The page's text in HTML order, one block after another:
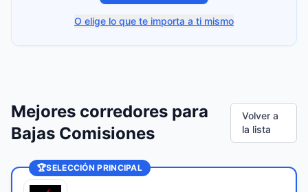
O elige lo que te importa a ti mismo
Mejores corredores para
Bajas Comisiones
Volver a
la lista
🏆SELECCIÓN PRINCIPAL